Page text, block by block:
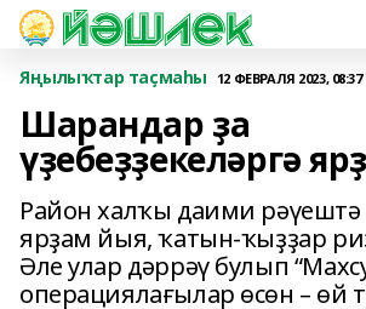
Яңылыҡтар таҫмаһы 12 ФЕВРАЛЯ 2023, 08:37
Шарандар ҙа
үҙебеҙҙекеләргә
Район халҡы даими рәүештә
ярҙам йыя, ҡатын-ҡыҙҙар
Әле улар дәррәү булып
операциялағылар өсөн – өй